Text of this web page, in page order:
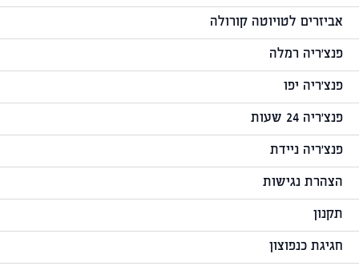
אביזרים לטויוטה קורולה
פנצ'ריה רמלה
פנצ'ריה יפו
פנצ'ריה 24 שעות
פנצ'ריה ניידת
הצהרת נגישות
תקנון
חגיגת כנפוצון